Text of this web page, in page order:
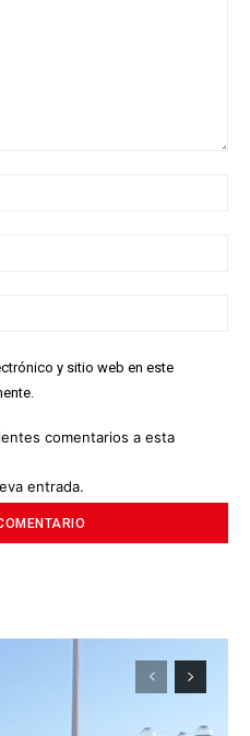
y sitio web en este
comentarios a esta
entrada.